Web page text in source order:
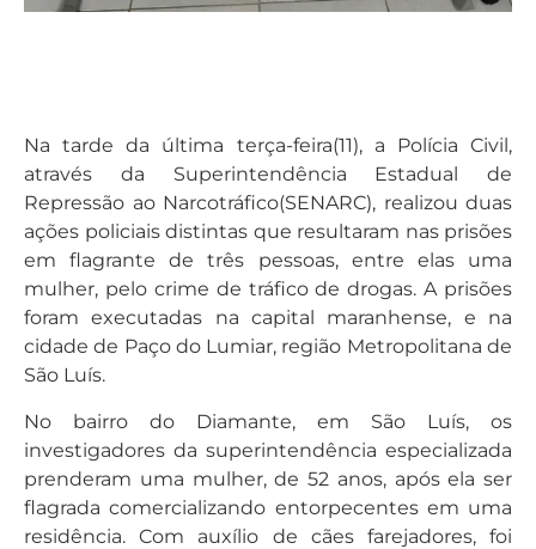
Na tarde da última terça-feira(11), a Polícia Civil,
através da Superintendência Estadual de
Repressão ao Narcotráfico(SENARC), realizou duas
ações policiais distintas que resultaram nas prisões
em flagrante de três pessoas, entre elas uma
mulher, pelo crime de tráfico de drogas. A prisões
foram executadas na capital maranhense, e na
cidade de Paço do Lumiar, região Metropolitana de
São Luís.
No bairro do Diamante, em São Luís, os
investigadores da superintendência especializada
prenderam uma mulher, de 52 anos, após ela ser
flagrada comercializando entorpecentes em uma
residência. Com auxílio de cães farejadores, foi